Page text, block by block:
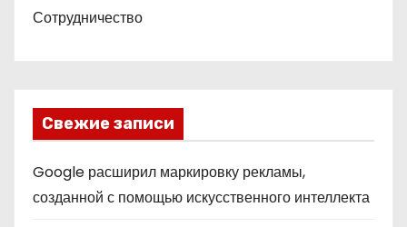
Сотрудничество
Свежие записи
Google расширил маркировку рекламы,
созданной с помощью искусственного интеллекта